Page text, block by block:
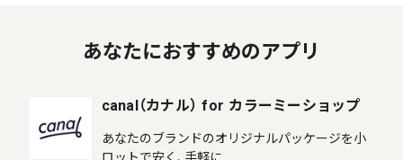
あなたにおすすめのアプリ
canal（カナル） for カラーミーショップ
あなたのブランドのオリジナルパッケージを小
ロットで安く、手軽に